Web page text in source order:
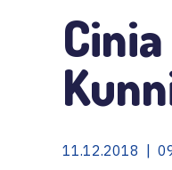
11.12.2018 |